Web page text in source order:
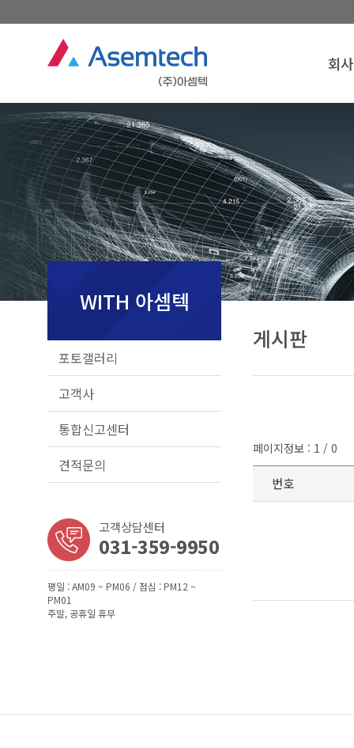
회
조
찾아
회
WITH 아셈텍
포토갤러리
고객사
통합신고센터
견적문의
고객상담센터
031-359-9950
평일 : AM09 ~ PM06 / 점심 : PM12 ~
PM01
주말, 공휴일 휴무
게시판
페이지정보 : 1 / 0
번호